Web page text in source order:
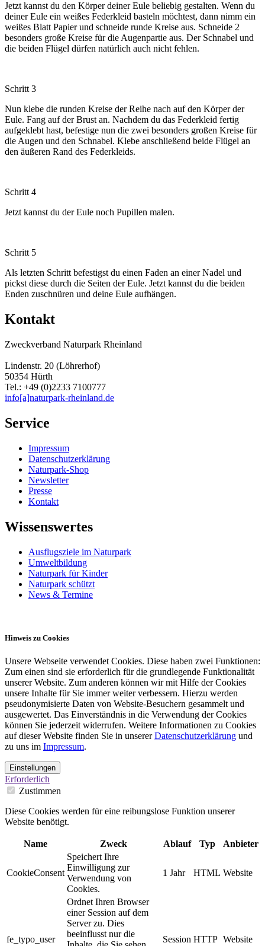
Jetzt kannst du den Körper deiner Eule beliebig gestalten. Wenn du
deiner Eule ein weißes Federkleid basteln möchtest, dann nimm ein
weißes Blatt Papier und schneide runde Kreise aus. Schneide 2
besonders große Kreise für die Augenpartie aus. Der Schnabel und
die beiden Flügel dürfen natürlich auch nicht fehlen.
Schritt 3
Nun klebe die runden Kreise der Reihe nach auf den Körper der
Eule. Fang auf der Brust an. Nachdem du das Federkleid fertig
aufgeklebt hast, befestige nun die zwei besonders großen Kreise für
die Augen und den Schnabel. Klebe anschließend beide Flügel an
den äußeren Rand des Federkleids.
Schritt 4
Jetzt kannst du der Eule noch Pupillen malen.
Schritt 5
Als letzten Schritt befestigst du einen Faden an einer Nadel und
pickst diese durch die Seiten der Eule. Jetzt kannst du die beiden
Enden zuschnüren und deine Eule aufhängen.
Kontakt
Zweckverband Naturpark Rheinland
Lindenstr. 20 (Löhrerhof)
50354 Hürth
Tel.: +49 (0)2233 7100777
info[a]naturpark-rheinland.de
Service
Impressum
Datenschutzerklärung
Naturpark-Shop
Newsletter
Presse
Kontakt
Wissenswertes
Ausflugsziele im Naturpark
Umweltbildung
Naturpark für Kinder
Naturpark schützt
News & Termine
Hinweis zu Cookies
Unsere Webseite verwendet Cookies. Diese haben zwei Funktionen:
Zum einen sind sie erforderlich für die grundlegende Funktionalität
unserer Website. Zum anderen können wir mit Hilfe der Cookies
unsere Inhalte für Sie immer weiter verbessern. Hierzu werden
pseudonymisierte Daten von Website-Besuchern gesammelt und
ausgewertet. Das Einverständnis in die Verwendung der Cookies
können Sie jederzeit widerrufen. Weitere Informationen zu Cookies
auf dieser Website finden Sie in unsererDatenschutzerklärung und
zu uns im Impressum.
Einstellungen
Erforderlich
Zustimmen
Diese Cookies werden für eine reibungslose Funktion unserer
Website benötigt.
Name Zweck Ablauf Typ Anbieter
CookieConsent
Speichert Ihre
Einwilligung zur
Verwendung von
Cookies.
1 Jahr HTML Website
fe_typo_user
Ordnet Ihren Browser
einer Session auf dem
Server zu. Dies
beeinflusst nur die
Session HTTP Website